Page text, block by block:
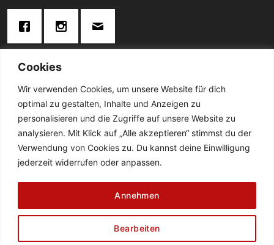
Cookies
Wir verwenden Cookies, um unsere Website für dich
optimal zu gestalten, Inhalte und Anzeigen zu
personalisieren und die Zugriffe auf unsere Website zu
analysieren. Mit Klick auf „Alle akzeptieren“ stimmst du der
Verwendung von Cookies zu. Du kannst deine Einwilligung
jederzeit widerrufen oder anpassen.
Bearbeiten
Annehmen
KONTAKT:
Telefon: 02834 / 2024
De Cabanes-Straße 4
47638 Straelen
WIDERRUFSBELEHRUNG
ABHOLUNG & LIEFERUNG
IMPRESSUM
FAQ
NEWSLETTER
Copyright 2026 ©Fleischerei Borghs